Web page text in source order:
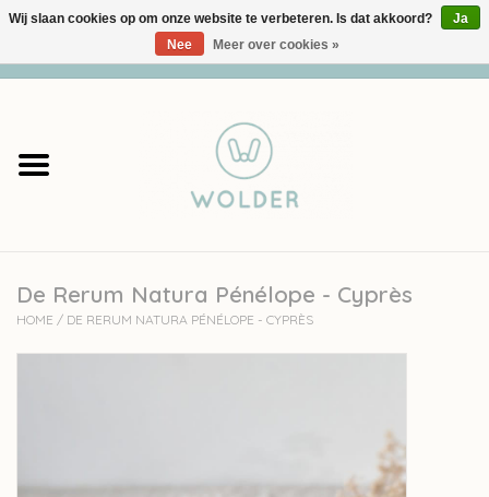
Garens
Accessoires
workshops
De Rerum Natura Pénélope - Cyprès
HOME / DE RERUM NATURA PÉNÉLOPE - CYPRÈS
Wij slaan cookies op om onze website te verbeteren. Is dat akkoord?
Ja
Nee
Meer over cookies »